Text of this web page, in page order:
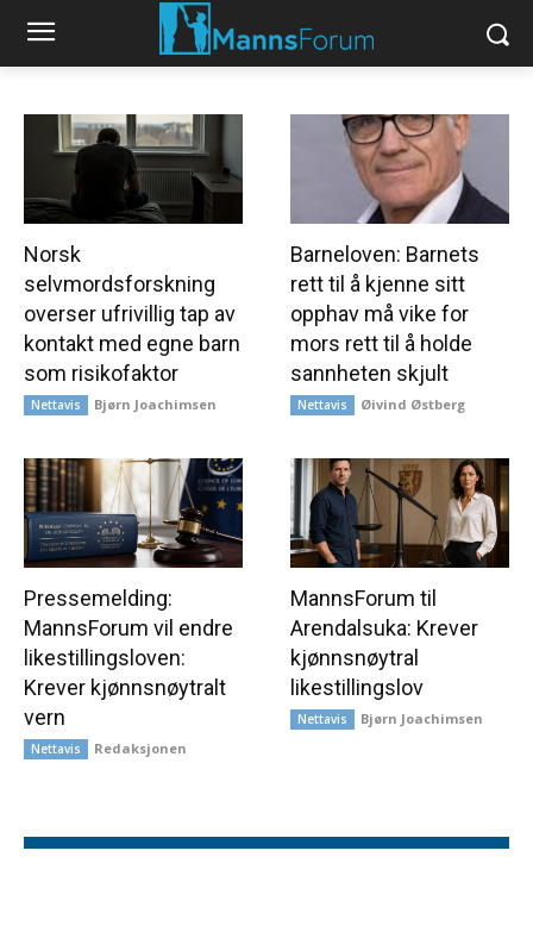
Norsk
selvmordsforskning
overser ufrivillig tap av
kontakt med egne barn
som risikofaktor
Nettavis Bjørn Joachimsen
Barneloven: Barnets
rett til å kjenne sitt
opphav må vike for
mors rett til å holde
sannheten skjult
Nettavis Øivind Østberg
Pressemelding:
MannsForum vil endre
likestillingsloven:
Krever kjønnsnøytralt
vern
Nettavis Redaksjonen
MannsForum til
Arendalsuka: Krever
kjønnsnøytral
likestillingslov
Nettavis Bjørn Joachimsen